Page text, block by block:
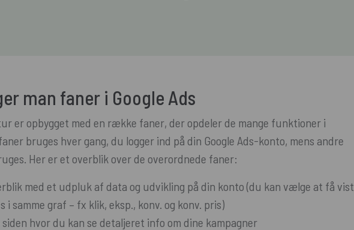
man faner i Google Ads
er opbygget med en række faner, der opdeler de mange funktioner i
bruges hver gang, du logger ind på din Google Ads-konto, mens andre
Her er et overblik over de overordnede faner:
med et udpluk af data og udvikling på din konto (du kan vælge at få vist
i samme graf – fx klik, eksp., konv. og konv. pris)
hvor du kan se detaljeret info om dine kampagner